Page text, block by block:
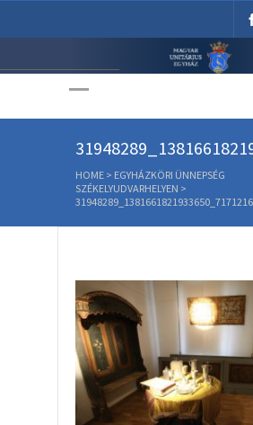
Unitárius
HOME > EGYHÁZKÖRI ÜNNEPSÉG
SZÉKELYUDVARHELYEN >